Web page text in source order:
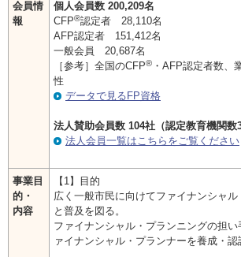
法人・行政機関の方へ
報道・メディア関係者の方へ
CLOSE
会員情
報
個人会員数 200,209名
CFP®認定者 28,110名
AFP認定者 151,412名
一般会員 20,687名
［参考］全国のCFP® ・AFP認定者数、
性
データで見るFP資格
法人賛助会員数 104社（認定教育機関数
法人会員一覧はこちらをご覧ください
事業目
的・
内容
【1】目的
広く一般市民に向けてファイナンシャ
と普及を図る。
ファイナンシャル・プランニングの担
ァイナンシャル・プランナーを養成・認